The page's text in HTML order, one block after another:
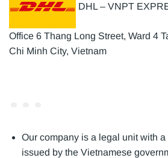
DHL – VNPT
Office 6 Thang Long Street, Ward 4
Chi Minh City, Vietnam
Our company is a legal unit with
issued by the Vietnamese